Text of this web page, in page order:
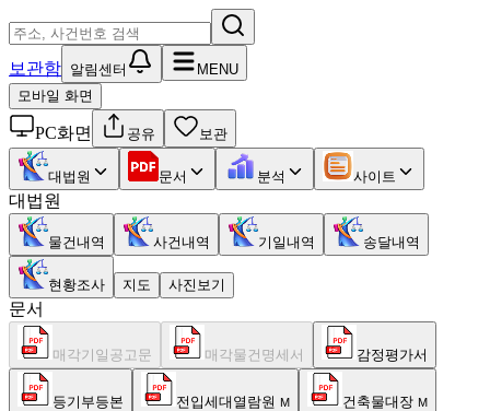
보관함 알림센터
MENU
모바일 화면
PC화면 공유 보관
대법원 문서 분석 사이트
대법원
물건내역 사건내역 기일내역 송달내역
현황조사 지도 사진보기
문서
매각기일공고문 매각물건명세서 감정평가서
등기부등본 전입세대열람원 M 건축물대장 M